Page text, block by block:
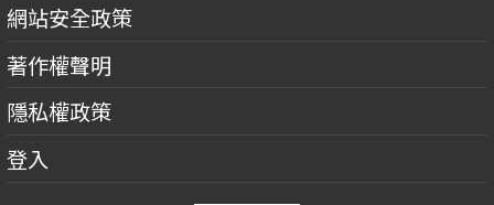
網站安全政策
著作權聲明
隱私權政策
登入